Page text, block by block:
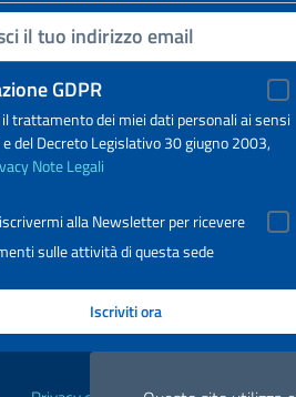
GDPR
trattamento dei miei dati personali ai sensi
e del Decreto Legislativo 30 giugno 2003,
Note Legali
alla Newsletter per ricevere
sulle attività di questa sede